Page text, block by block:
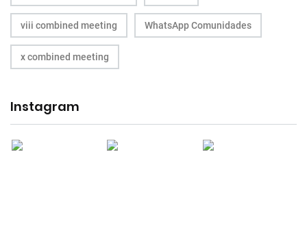
viii combined meeting WhatsApp Comunidades
x combined meeting
Instagram